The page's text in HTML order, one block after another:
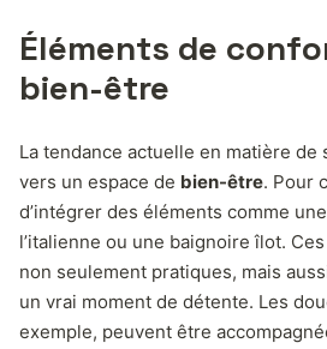
Éléments de
bien-être
La tendance actuelle en matière de
vers un espace de bien-être. Pour
d’intégrer des éléments comme
l’italienne ou une baignoire îlot.
non seulement pratiques, mais
un vrai moment de détente. Les
exemple, peuvent être